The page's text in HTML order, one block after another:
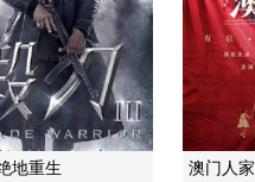
地重生 澳门人家